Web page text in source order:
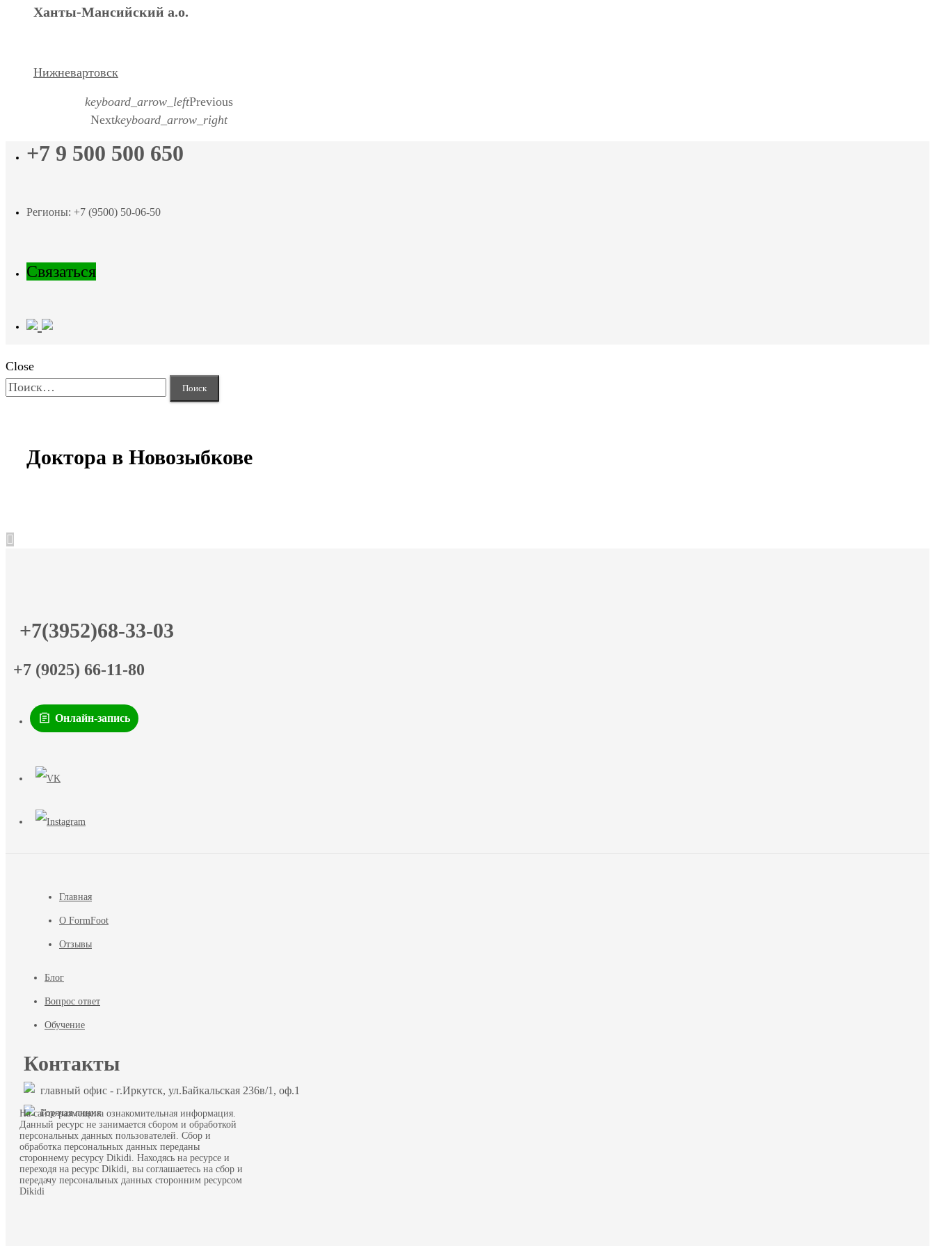
Ханты-Мансийский а.о.
Нижневартовск
keyboard_arrow_leftPrevious
Nextkeyboard_arrow_right
+7 9 500 500 650
Регионы: +7 (9500) 50-06-50
Связаться
Close
Найти:
Доктора в Новозыбкове
+7(3952)68-33-03
+7 (9025) 66-11-80
Онлайн-запись
Главная
О FormFoot
Отзывы
Блог
Вопрос ответ
Обучение
Контакты
главный офис - г.Иркутск, ул.Байкальская 236в/1, оф.1
Горячая линия
На сайте размещена ознакомительная информация.
Данный ресурс не занимается сбором и обработкой
персональных данных пользователей. Сбор и
обработка персональных данных переданы
стороннему ресурсу Dikidi. Находясь на ресурсе и
переходя на ресурс Dikidi, вы соглашаетесь на сбор и
передачу персональных данных сторонним ресурсом
Dikidi